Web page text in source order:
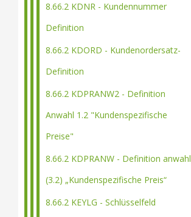
8.66.2 KDNR - Kundennummer
Definition
8.66.2 KDORD - Kundenordersatz-
Definition
8.66.2 KDPRANW2 - Definition
Anwahl 1.2 "Kundenspezifische
Preise"
8.66.2 KDPRANW - Definition anwahl
(3.2) „Kundenspezifische Preis“
8.66.2 KEYLG - Schlüsselfeld